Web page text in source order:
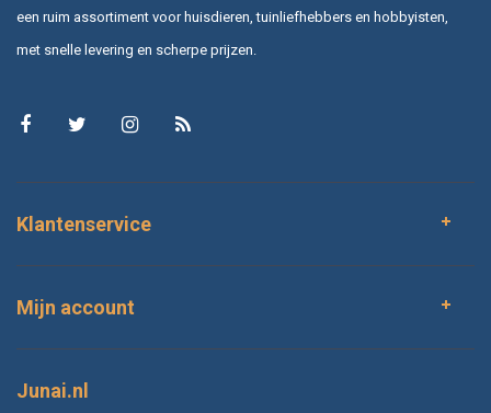
een ruim assortiment voor huisdieren, tuinliefhebbers en hobbyisten,
met snelle levering en scherpe prijzen.
Klantenservice
Mijn account
Junai.nl